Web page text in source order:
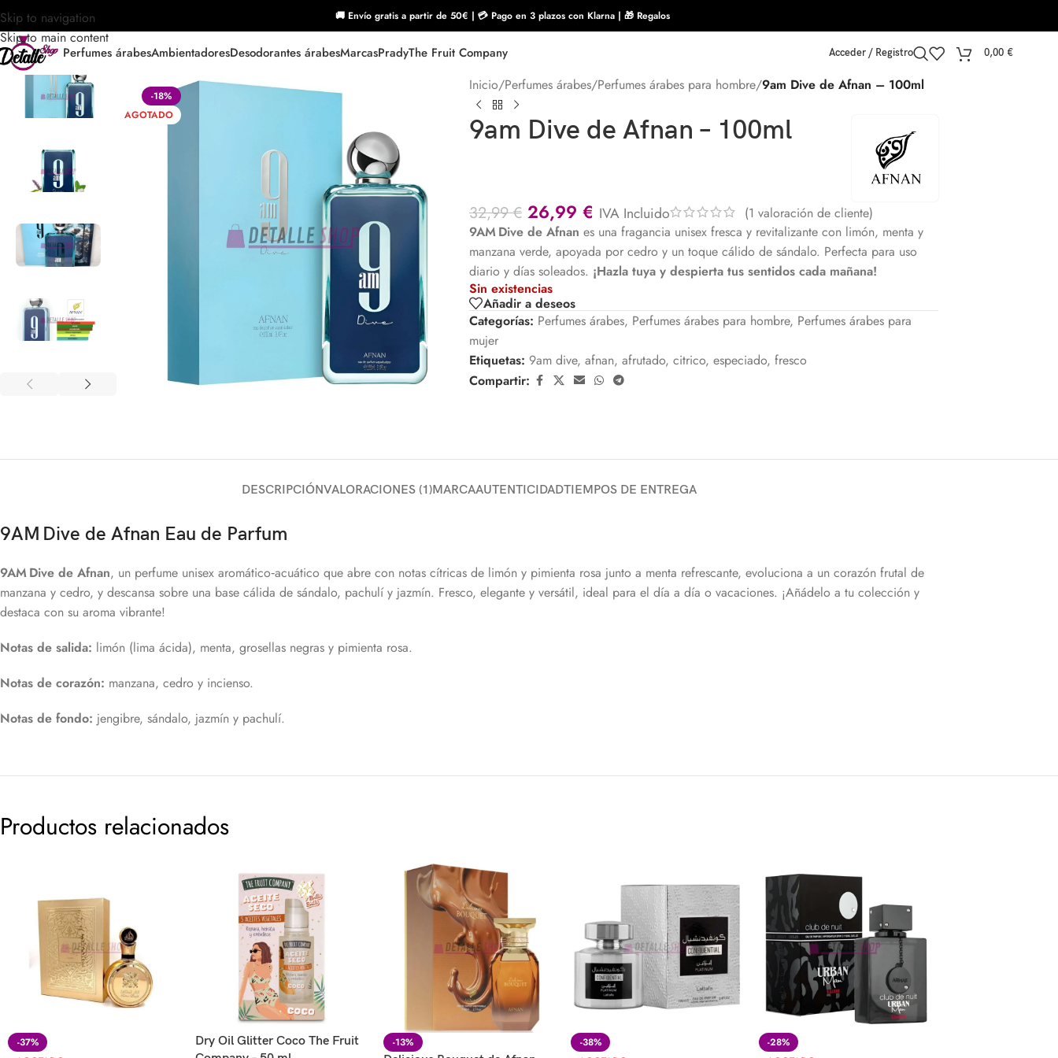
Skip to navigation
Skip to main content
🚚 Envío gratis a partir de 50€ | 💳 Pago en 3 plazos con Klarna | 🎁 Regalos
Perfumes árabesAmbientadoresDesodorantes árabesMarcasPradyThe Fruit Company Acceder / Registro 0,00 €
-18%
AGOTADO
Inicio/Perfumes árabes/Perfumes árabes para hombre/9am Dive de Afnan – 100ml
9am Dive de Afnan – 100ml
32,99€ 26,99 € IVA Incluido (1 valoración de cliente)
9AM Dive de Afnan es una fragancia unisex fresca y revitalizante con limón, menta y
manzana verde, apoyada por cedro y un toque cálido de sándalo. Perfecta para uso
diario y días soleados. ¡Hazla tuya y despierta tus sentidos cada mañana!
Sin existencias
Añadir a deseos
Categorías: Perfumes árabes, Perfumes árabes para hombre, Perfumes árabes para
mujer
Etiquetas: 9am dive, afnan, afrutado, citrico, especiado, fresco
Compartir:
DESCRIPCIÓNVALORACIONES (1)MARCAAUTENTICIDADTIEMPOS DE ENTREGA
9AM Dive de Afnan Eau de Parfum
9AM Dive de Afnan, un perfume unisex aromático‑acuático que abre con notas cítricas de limón y pimienta rosa junto a menta refrescante, evoluciona a un corazón frutal de
manzana y cedro, y descansa sobre una base cálida de sándalo, pachulí y jazmín. Fresco, elegante y versátil, ideal para el día a día o vacaciones. ¡Añádelo a tu colección y
destaca con su aroma vibrante!
Notas de salida: limón (lima ácida), menta, grosellas negras y pimienta rosa.
Notas de corazón: manzana, cedro y incienso.
Notas de fondo: jengibre, sándalo, jazmín y pachulí.
Productos relacionados
-37%
Dry Oil Glitter Coco The Fruit
-13%
-38%
-28%